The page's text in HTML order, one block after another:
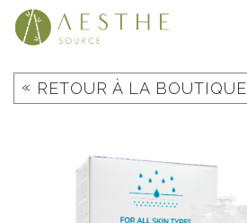
Aller
« RETOUR À LA BOUTIQUE